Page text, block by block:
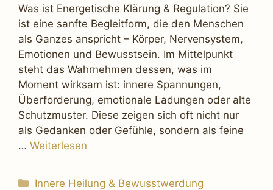
Was ist Energetische Klärung & Regulation? Sie
ist eine sanfte Begleitform, die den Menschen
als Ganzes anspricht – Körper, Nervensystem,
Emotionen und Bewusstsein. Im Mittelpunkt
steht das Wahrnehmen dessen, was im
Moment wirksam ist: innere Spannungen,
Überforderung, emotionale Ladungen oder alte
Schutzmuster. Diese zeigen sich oft nicht nur
als Gedanken oder Gefühle, sondern als feine
… Weiterlesen
Kategorien
Innere Heilung & Bewusstwerdung